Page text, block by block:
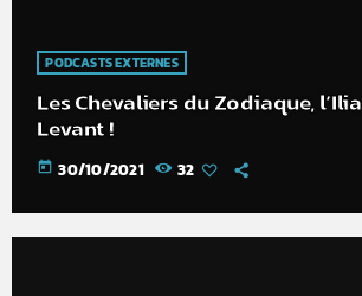
PODCASTS EXTERNES
Les Chevaliers du Zodiaque,
Levant !
today 30/10/2021 32